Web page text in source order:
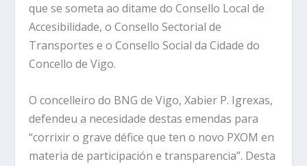
que se someta ao ditame do Consello Local de
Accesibilidade, o Consello Sectorial de
Transportes e o Consello Social da Cidade do
Concello de Vigo.
O concelleiro do BNG de Vigo, Xabier P. Igrexas,
defendeu a necesidade destas emendas para
“corrixir o grave défice que ten o novo PXOM en
materia de participación e transparencia”. Desta